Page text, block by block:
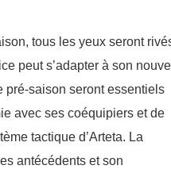
tous les yeux seront
peut s’adapter à son
pré-saison seront essentiels
avec ses coéquipiers et de
tactique d’Arteta. La
antécédents et son